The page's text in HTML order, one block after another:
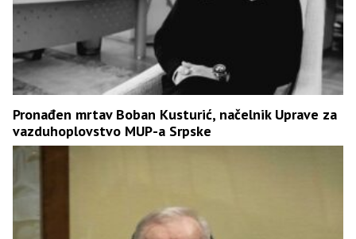
Pronađen mrtav Boban Kusturić, načelnik Uprave za
vazduhoplovstvo MUP-a Srpske